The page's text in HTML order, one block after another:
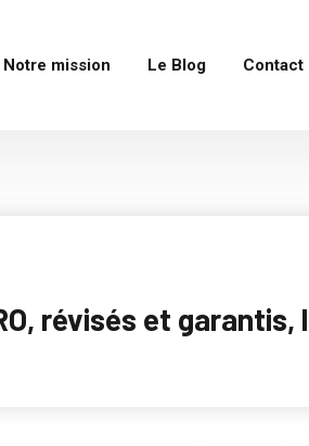
Notre mission Le Blog Contact
révisés et